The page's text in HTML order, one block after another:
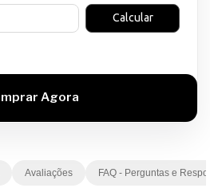
Calcular
Avaliações FAQ - Perguntas e